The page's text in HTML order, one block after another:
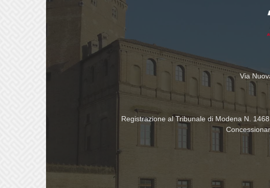
Via
Registrazione al Tribunale di Modena N.